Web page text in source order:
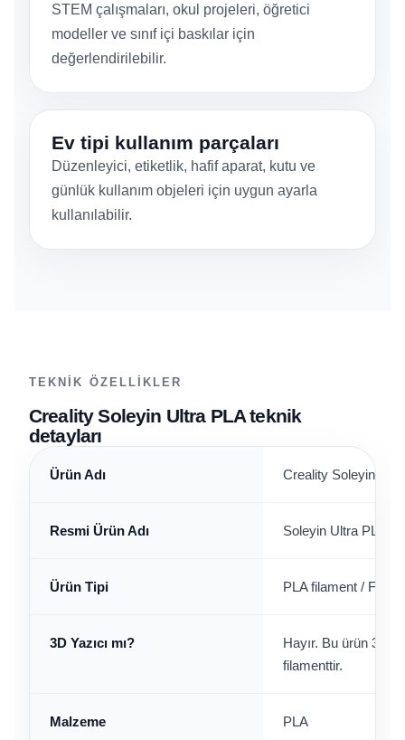
STEM çalışmaları, okul projeleri, öğretici
modeller ve sınıf içi baskılar için
değerlendirilebilir.
Ev tipi kullanım parçaları
Düzenleyici, etiketlik, hafif aparat, kutu ve
günlük kullanım objeleri için uygun ayarla
kullanılabilir.
TEKNIK ÖZELLIKLER
Creality Soleyin Ultra PLA teknik
detayları
Ürün Adı Creality Soleyin
Resmi Ürün Adı Soleyin Ultra PLA
Ürün Tipi PLA filament / FDM
3D Yazıcı mı?
Hayır. Bu ürün 3D
filamenttir.
Malzeme PLA